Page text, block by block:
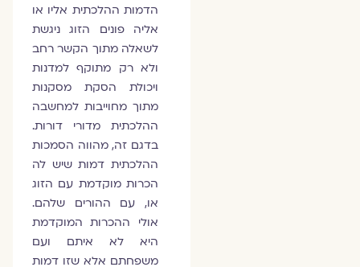
הדמות ההלכתית אליו או
אליה פונים הזוג ניגשת
לשאלה מתוך הקשר רחב
ולא רק מתוקף למדנות
ויכולת הסקת מסקנות
מתוך מחוייבות למחשבה
ההלכתית מדורי דורות.
בדגם זה, מהווה הסמכות
ההלכתית דמות שיש לה
הכרות מוקדמת עם הזוג
או, עם ההורים שלהם.
אולי ההכרות המוקדמת
היא לא איתם ועם
משפחתם אלא שזו דמות